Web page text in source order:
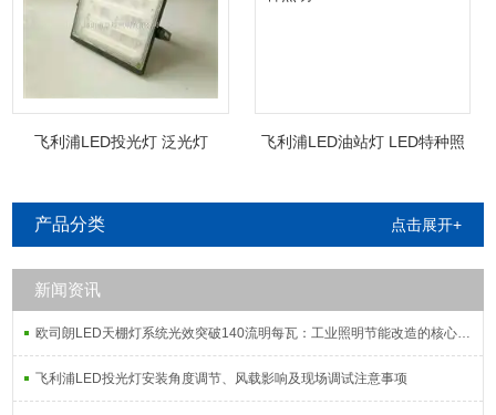
飞利浦LED投光灯 泛光灯
飞利浦LED油站灯 LED特种照
产品分类 点击展开+
新闻资讯
欧司朗LED天棚灯系统光效突破140流明每瓦：工业照明节能改造的核心指标解析
飞利浦LED投光灯安装角度调节、风载影响及现场调试注意事项